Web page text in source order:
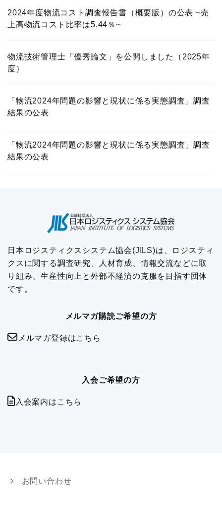
2024年度物流コスト調査報告書（概要版）の公表 ~売
上高物流コスト比率は5.44％~
物流技術管理士「優秀論文」を公開しました（2025年
度）
「物流2024年問題の影響と現状に係る実態調査」調査
結果の公表
「物流2024年問題の影響と現状に係る実態調査」調査
結果の公表
日本ロジスティクスシステム協会(JILS)は、ロジスティ
クスに関する調査研究、人材育成、情報交流などに取
り組み、生産性向上と外部不経済の克服を目指す団体
です。
メルマガ購読ご希望の方
メルマガ登録はこちら
入会ご希望の方
入会案内はこちら
お問い合わせ